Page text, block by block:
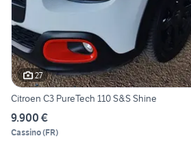
27
Citroen C3 PureTech 110 S&S Shine
9.900 €
Cassino(FR)